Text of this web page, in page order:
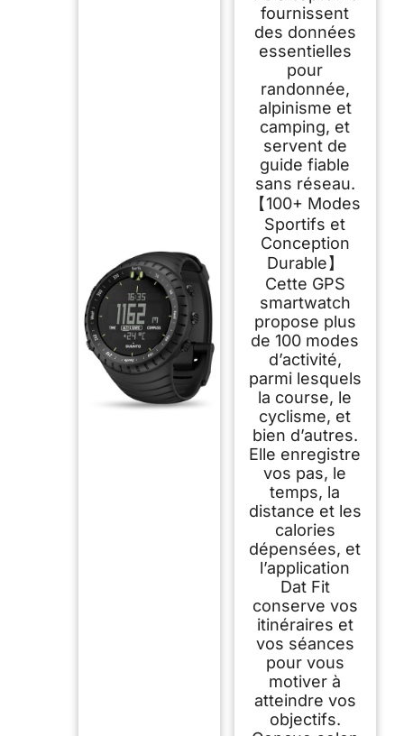
fournissent
des données
essentielles
pour
randonnée,
alpinisme et
camping, et
servent de
guide fiable
sans réseau.
【100+ Modes
Sportifs et
Conception
Durable】
Cette GPS
smartwatch
propose plus
de 100 modes
d’activité,
parmi lesquels
la course, le
cyclisme, et
bien d’autres.
Elle enregistre
vos pas, le
temps, la
distance et les
calories
dépensées, et
l’application
Dat Fit
conserve vos
itinéraires et
vos séances
pour vous
motiver à
atteindre vos
objectifs.